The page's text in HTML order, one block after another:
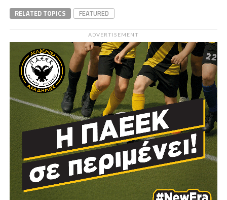
RELATED TOPICS FEATURED
ADVERTISEMENT